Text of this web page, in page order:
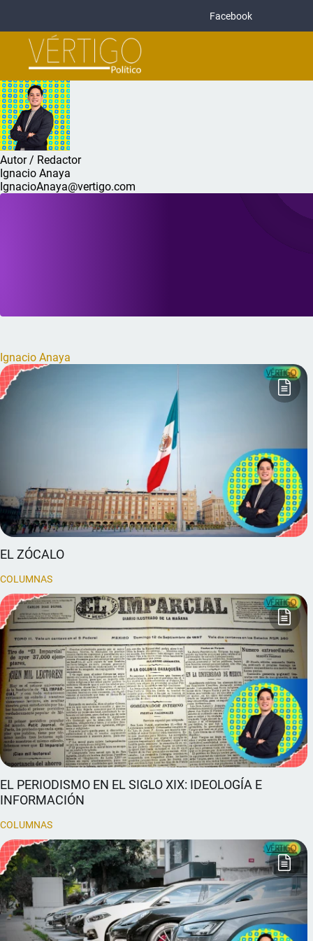
Facebook
Autor / Redactor
Ignacio Anaya
IgnacioAnaya@vertigo.com
Ignacio Anaya
EL ZÓCALO
COLUMNAS
EL PERIODISMO EN EL SIGLO XIX: IDEOLOGÍA E
INFORMACIÓN
COLUMNAS